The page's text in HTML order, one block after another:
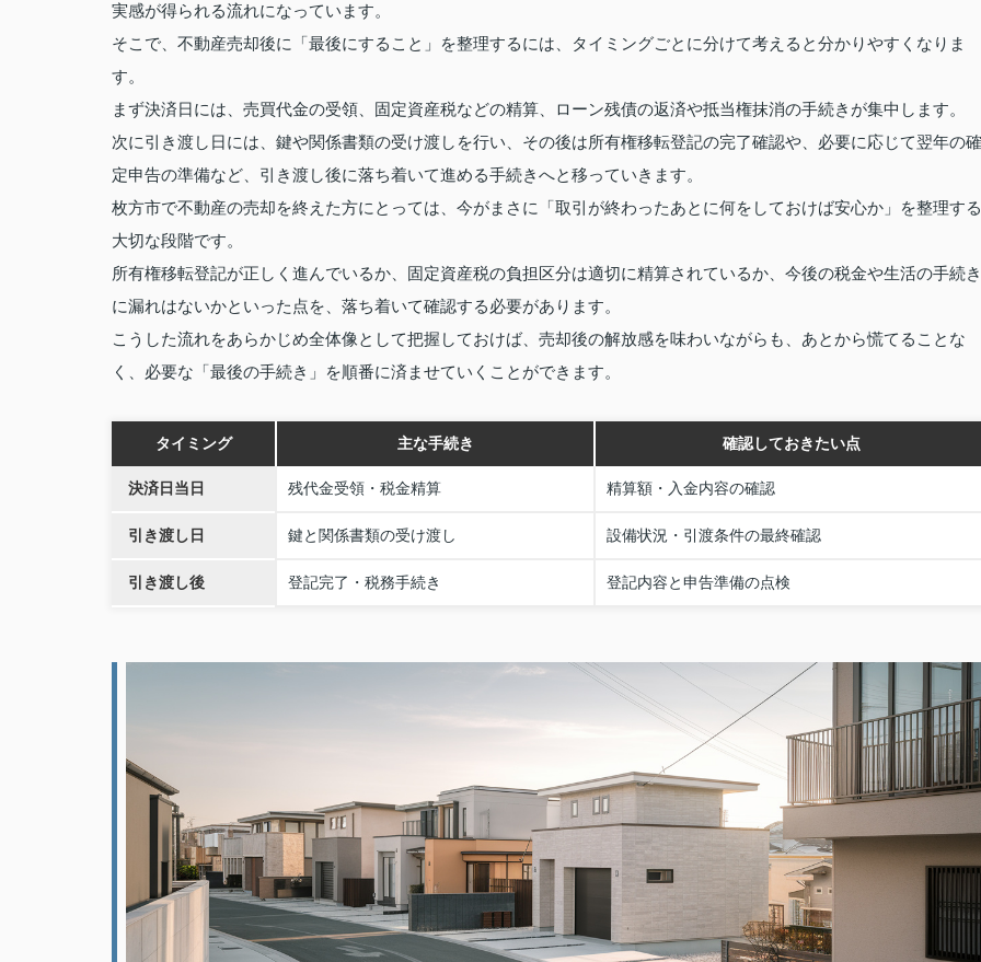
実感が得られる流れになっています。
そこで、不動産売却後に「最後にすること」を整理するには、タイミングごとに分けて考えると分かりやすくなりま
す。
まず決済日には、売買代金の受領、固定資産税などの精算、ローン残債の返済や抵当権抹消の手続きが集中します。
次に引き渡し日には、鍵や関係書類の受け渡しを行い、その後は所有権移転登記の完了確認や、必要に応じて翌年の確
定申告の準備など、引き渡し後に落ち着いて進める手続きへと移っていきます。
枚方市で不動産の売却を終えた方にとっては、今がまさに「取引が終わったあとに何をしておけば安心か」を整理する
大切な段階です。
所有権移転登記が正しく進んでいるか、固定資産税の負担区分は適切に精算されているか、今後の税金や生活の手続き
に漏れはないかといった点を、落ち着いて確認する必要があります。
こうした流れをあらかじめ全体像として把握しておけば、売却後の解放感を味わいながらも、あとから慌てることな
く、必要な「最後の手続き」を順番に済ませていくことができます。
タイミング 主な手続き 確認しておきたい点
決済日当日 残代金受領・税金精算 精算額・入金内容の確認
引き渡し日 鍵と関係書類の受け渡し 設備状況・引渡条件の最終確認
引き渡し後 登記完了・税務手続き 登記内容と申告準備の点検